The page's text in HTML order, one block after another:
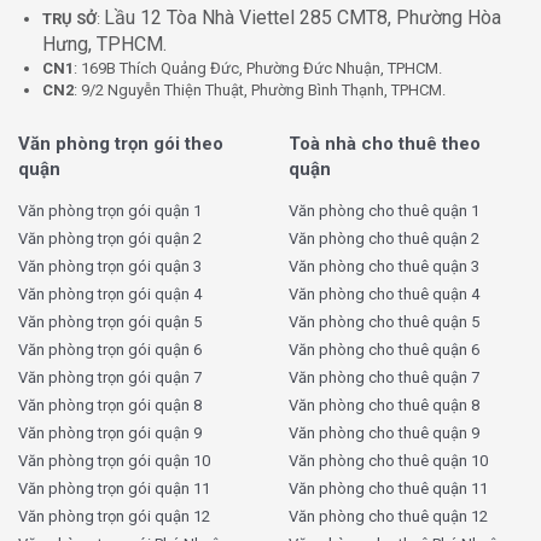
Lễ tân làm việc giờ hành chính, hỗ trợ tiếp khách
và hướng dẫn thông tin nhanh chóng, lịch sự
Bảo vệ an ninh trực 24/7, kết hợp với hệ thống
camera giám sát toàn bộ khu vực công cộng như
hành lang, bãi đậu xe, thang máy… đảm bảo an toàn
tuyệt đối.
gian sạch sẽ, đặc biệt là hành lang, nhà vệ sinh, thang
máy.
Đội ngũ quản lý tòa nhà chuyên nghiệp, hỗ trợ xử
lý mọi vấn đề kỹ thuật, sự cố hoặc yêu cầu của khách
thuê kịp thời.
Miễn phí phí làm việc ngoài giờ , cực kỳ lý tưởng
cho các doanh nghiệp có ca làm việc kéo dài hoặc
hoạt động linh hoạt theo dự án.
2. Trang thiết bị hiện đại – đảm bảo tiện nghi, an
toàn
TRỤ SỞ: Lầu 12 Tòa Nhà Viettel 285 CMT8, Phường Hòa
Hưng, TPHCM.
CN1 : 169B Thích Quảng Đức, Phường Đức Nhuận, TPHCM.
CN2: 9/2 Nguyễn Thiện Thuật, Phường Bình Thạnh, TPHCM.
Văn phòng trọn gói theo
quận
Văn phòng trọn gói quận 1
Văn phòng trọn gói quận 2
Văn phòng trọn gói quận 3
Văn phòng trọn gói quận 4
Văn phòng trọn gói quận 5
Văn phòng trọn gói quận 6
Văn phòng trọn gói quận 7
Văn phòng trọn gói quận 8
Văn phòng trọn gói quận 9
Văn phòng trọn gói quận 10
Văn phòng trọn gói quận 11
Văn phòng trọn gói quận 12
Toà nhà cho thuê theo
quận
Văn phòng cho thuê quận 1
Văn phòng cho thuê quận 2
Văn phòng cho thuê quận 3
Văn phòng cho thuê quận 4
Văn phòng cho thuê quận 5
Văn phòng cho thuê quận 6
Văn phòng cho thuê quận 7
Văn phòng cho thuê quận 8
Văn phòng cho thuê quận 9
Văn phòng cho thuê quận 10
Văn phòng cho thuê quận 11
Văn phòng cho thuê quận 12